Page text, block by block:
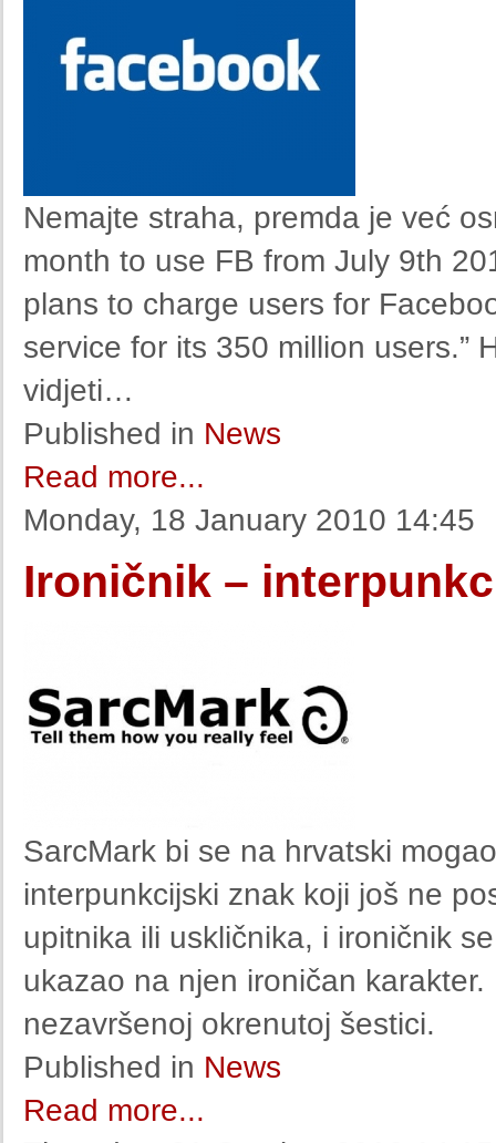
Nemajte straha, premda je već
month to use FB from July 9th
plans to charge users for
service for its 350 million users.”
vidjeti…
Published in News
Read more...
Monday, 18 January 2010 14:45
Ironičnik –
SarcMark bi se na hrvatski
interpunkcijski znak koji još ne
upitnika ili uskličnika, i ironičnik
ukazao na njen ironičan
nezavršenoj okrenutoj šestici.
Published in News
Read more...